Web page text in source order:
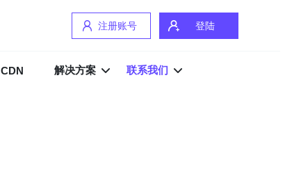
注册账号 登陆
CDN 解决方案 联系我们